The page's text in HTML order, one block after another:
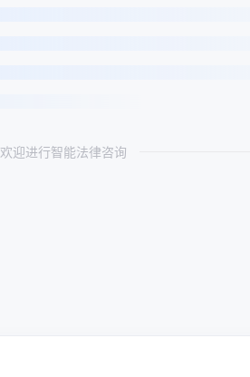
欢迎进行智能法律咨询